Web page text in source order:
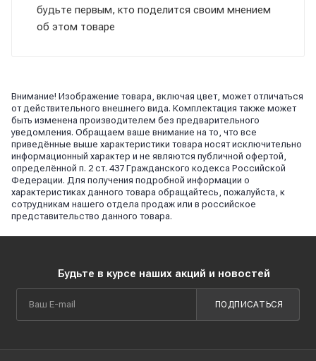
будьте первым, кто поделится своим мнением
об этом товаре
Внимание! Изображение товара, включая цвет, может отличаться
от действительного внешнего вида. Комплектация также может
быть изменена производителем без предварительного
уведомления. Обращаем ваше внимание на то, что все
приведённые выше характеристики товара носят исключительно
информационный характер и не являются публичной офертой,
определённой п. 2 ст. 437 Гражданского кодекса Российской
Федерации. Для получения подробной информации о
характеристиках данного товара обращайтесь, пожалуйста, к
сотрудникам нашего отдела продаж или в российское
представительство данного товара.
Будьте в курсе наших акций и новостей
ПОДПИСАТЬСЯ